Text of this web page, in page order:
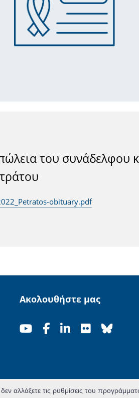
του συνάδελφου
obituary.pdf
Ακολουθήστε μας
αλλάξετε τις ρυθμίσεις του